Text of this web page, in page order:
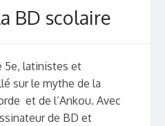
BD scolaire
5e, latinistes et
sur le mythe de la
et de l’Ankou. Avec
de BD et